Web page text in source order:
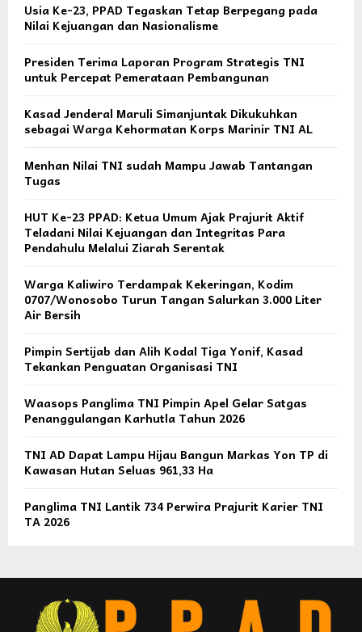
Usia Ke-23, PPAD Tegaskan Tetap Berpegang pada
Nilai Kejuangan dan Nasionalisme
Presiden Terima Laporan Program Strategis TNI
untuk Percepat Pemerataan Pembangunan
Kasad Jenderal Maruli Simanjuntak Dikukuhkan
sebagai Warga Kehormatan Korps Marinir TNI AL
Menhan Nilai TNI sudah Mampu Jawab Tantangan
Tugas
HUT Ke-23 PPAD: Ketua Umum Ajak Prajurit Aktif
Teladani Nilai Kejuangan dan Integritas Para
Pendahulu Melalui Ziarah Serentak
Warga Kaliwiro Terdampak Kekeringan, Kodim
0707/Wonosobo Turun Tangan Salurkan 3.000 Liter
Air Bersih
Pimpin Sertijab dan Alih Kodal Tiga Yonif, Kasad
Tekankan Penguatan Organisasi TNI
Waasops Panglima TNI Pimpin Apel Gelar Satgas
Penanggulangan Karhutla Tahun 2026
TNI AD Dapat Lampu Hijau Bangun Markas Yon TP di
Kawasan Hutan Seluas 961,33 Ha
Panglima TNI Lantik 734 Perwira Prajurit Karier TNI
TA 2026